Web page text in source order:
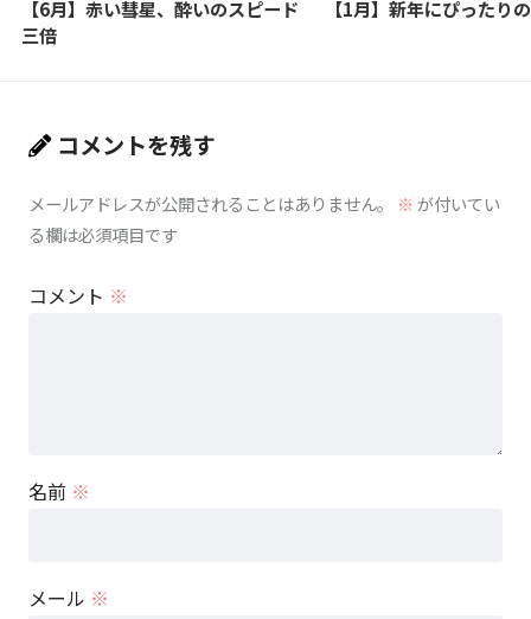
【6月】赤い彗星、酔いのスピード
三倍
【1月】新年にぴったり
コメントを残す
メールアドレスが公開されることはありません。 ※が付いてい
る欄は必須項目です
コメント ※
名前 ※
メール ※